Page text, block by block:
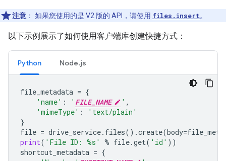
注意 ： 如果您使用的是 V2 版的 API，请使用 files.insert。
以下示例展示了如何使用客户端库创建快捷方式：
Python Node.js
file_metadata = {
'name' : ' FILE_NAME ' ,
'mimeType' :
'text/plain'
}
file = drive_service. files() .create(body=
print( 'File ID: %s ' % file.get( 'id' ))
shortcut_metadata = {